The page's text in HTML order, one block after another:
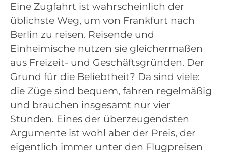
Eine Zugfahrt ist wahrscheinlich der
üblichste Weg, um von Frankfurt nach
Berlin zu reisen. Reisende und
Einheimische nutzen sie gleichermaßen
aus Freizeit- und Geschäftsgründen. Der
Grund für die Beliebtheit? Da sind viele:
die Züge sind bequem, fahren regelmäßig
und brauchen insgesamt nur vier
Stunden. Eines der überzeugendsten
Argumente ist wohl aber der Preis, der
eigentlich immer unter den Flugpreisen